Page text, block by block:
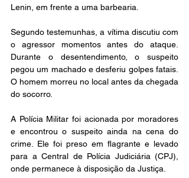
Lenin, em frente a uma barbearia.
Segundo testemunhas, a vítima discutiu com
o agressor momentos antes do ataque.
Durante o desentendimento, o suspeito
pegou um machado e desferiu golpes fatais.
O homem morreu no local antes da chegada
do socorro.
A Polícia Militar foi acionada por moradores
e encontrou o suspeito ainda na cena do
crime. Ele foi preso em flagrante e levado
para a Central de Polícia Judiciária (CPJ),
onde permanece à disposição da Justiça.